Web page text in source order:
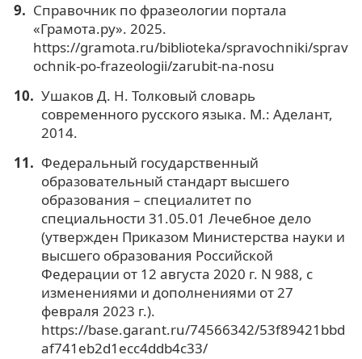
Справочник по фразеологии портала
«Грамота.ру». 2025.
https://gramota.ru/biblioteka/spravochniki/sprav
ochnik-po-frazeologii/zarubit-na-nosu
Ушаков Д. Н. Толковый словарь
современного русского языка. М.: Аделант,
2014.
Федеральный государственный
образовательный стандарт высшего
образования – специалитет по
специальности 31.05.01 Лечебное дело
(утвержден Приказом Министерства науки и
высшего образования Российской
Федерации от 12 августа 2020 г. N 988, с
изменениями и дополнениями от 27
февраля 2023 г.).
https://base.garant.ru/74566342/53f89421bbd
af741eb2d1ecc4ddb4c33/